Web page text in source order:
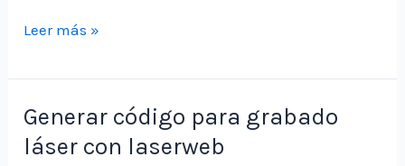
Generar
para
láser
con
G-
Leer más »
Generar código para grabado
láser con laserweb